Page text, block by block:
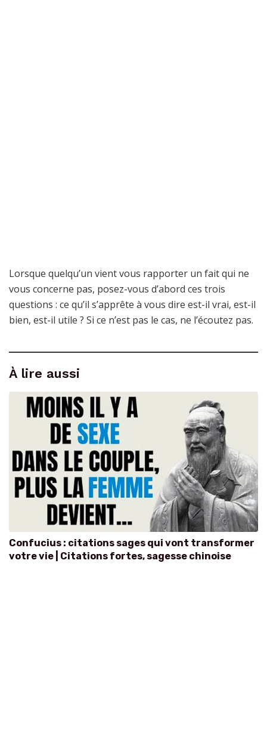
Lorsque quelqu’un vient vous rapporter un fait qui ne
vous concerne pas, posez-vous d’abord ces trois
questions : ce qu’il s’apprête à vous dire est-il vrai, est-il
bien, est-il utile ? Si ce n’est pas le cas, ne l’écoutez pas.
À lire aussi
Confucius : citations sages qui vont transformer
votre vie | Citations fortes, sagesse chinoise